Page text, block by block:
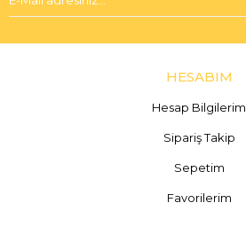
HESABIM
Hesap Bilgilerim
Sipariş Takip
Sepetim
Favorilerim